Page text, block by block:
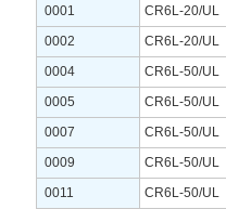
0001
CR6L-20/UL
0002
CR6L-20/UL
0004
CR6L-50/UL
0005
CR6L-50/UL
0007
CR6L-50/UL
0009
CR6L-50/UL
0011
CR6L-50/UL